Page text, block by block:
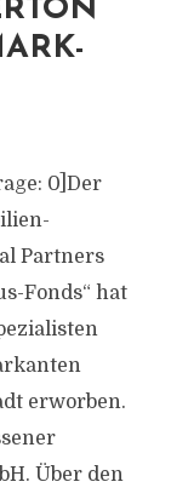
0]Der
Partners
Fonds“ hat
erworben.
Über den